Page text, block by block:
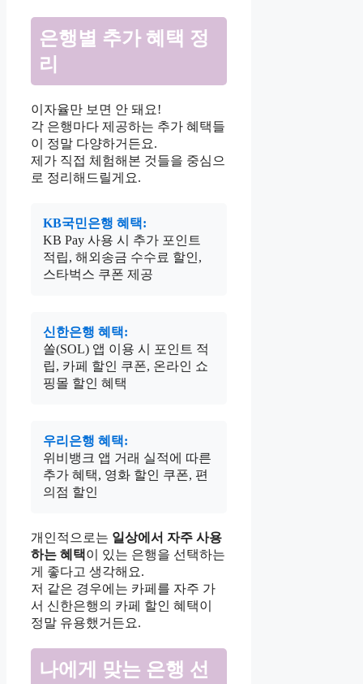
은행별 추가 혜택 정
리
이자율만 보면 안 돼요!
각 은행마다 제공하는 추가 혜택들
이 정말 다양하거든요.
제가 직접 체험해본 것들을 중심으
로 정리해드릴게요.
KB국민은행 혜택:
KB Pay 사용 시 추가 포인트
적립, 해외송금 수수료 할인,
스타벅스 쿠폰 제공
신한은행 혜택:
쏠(SOL) 앱 이용 시 포인트 적
립, 카페 할인 쿠폰, 온라인 쇼
핑몰 할인 혜택
우리은행 혜택:
위비뱅크 앱 거래 실적에 따른
추가 혜택, 영화 할인 쿠폰, 편
의점 할인
개인적으로는 일상에서 자주 사용
하는 혜택이 있는 은행을 선택하는
게 좋다고 생각해요.
저 같은 경우에는 카페를 자주 가
서 신한은행의 카페 할인 혜택이
정말 유용했거든요.
나에게 맞는 은행 선